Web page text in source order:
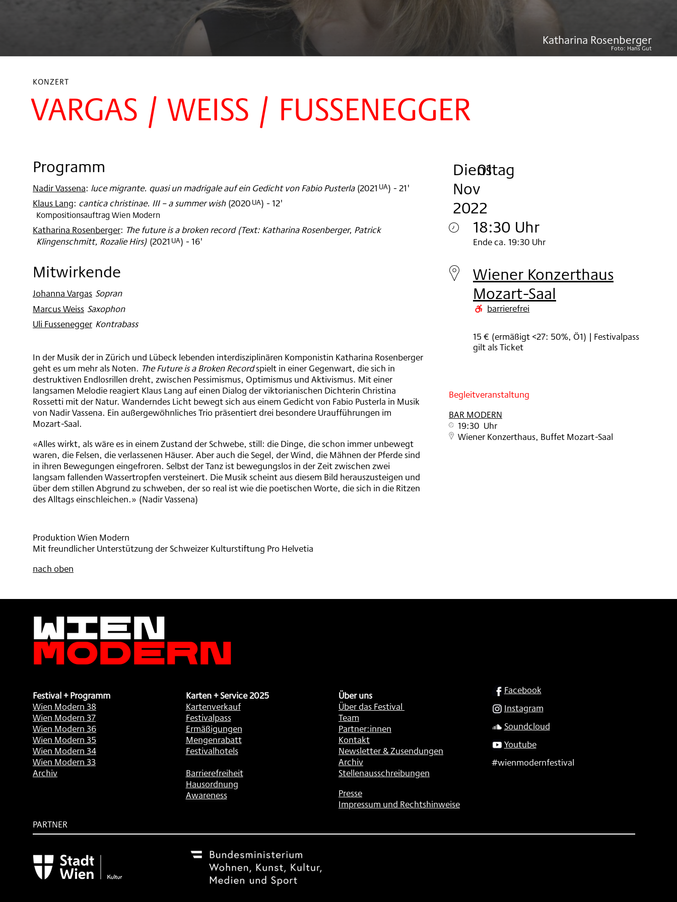
Katharina Rosenberger
Foto: Hans Gut
KONZERT
VARGAS / WEISS / FUSSENEGGER
Festivalpass
Dienstag
, 01
.
Nov
2022
.
18:30 Uhr
Dienstag
01.
Nov
2022
Ende ca. 19:30 Uhr
Wiener Konzerthaus
Mozart-Saal
barrierefrei
15 € (ermäßigt <27: 50%, Ö1) | Festivalpass
gilt als Ticket
Begleitveranstaltung
BAR MODERN
19:30 Uhr
Wiener Konzerthaus, Buffet Mozart-Saal
Programm
Nadir Vassena: luce migrante. quasi un madrigale auf ein Gedicht von Fabio Pusterla (2021 UA) - 21'
Klaus Lang: cantica christinae. III – a summer wish (2020UA) - 12'
Kompositionsauftrag Wien Modern
Katharina Rosenberger: The future is a broken record (Text: Katharina Rosenberger, Patrick
Klingenschmitt, Rozalie Hirs) (2021 UA) - 16'
Mitwirkende
Johanna Vargas
: Sopran
Marcus Weiss
: Saxophon
Uli Fussenegger
: Kontrabass
In der Musik der in Zürich und Lübeck lebenden interdisziplinären Komponistin Katharina Rosenberger
geht es um mehr als Noten. The Future is a Broken Recordspielt in einer Gegenwart, die sich in
destruktiven Endlosrillen dreht, zwischen Pessimismus, Optimismus und Aktivismus. Mit einer
langsamen Melodie reagiert Klaus Lang auf einen Dialog der viktorianischen Dichterin Christina
Rossetti mit der Natur. Wanderndes Licht bewegt sich aus einem Gedicht von Fabio Pusterla in Musik
von Nadir Vassena. Ein außergewöhnliches Trio präsentiert drei besondere Uraufführungen im
Mozart-Saal.
«Alles wirkt, als wäre es in einem Zustand der Schwebe, still: die Dinge, die schon immer unbewegt
waren, die Felsen, die verlassenen Häuser. Aber auch die Segel, der Wind, die Mähnen der Pferde sind
in ihren Bewegungen eingefroren. Selbst der Tanz ist bewegungslos in der Zeit zwischen zwei
langsam fallenden Wassertropfen versteinert. Die Musik scheint aus diesem Bild herauszusteigen und
über dem stillen Abgrund zu schweben, der so real ist wie die poetischen Worte, die sich in die Ritzen
des Alltags einschleichen.» (Nadir Vassena)
Produktion Wien Modern
Mit freundlicher Unterstützung der Schweizer Kulturstiftung Pro Helvetia
nach oben
Wien
Modern
Festival + Programm
Wien Modern 38
Wien Modern 37
Wien Modern 36
Wien Modern 35
Wien Modern 34
Wien Modern 33
Archiv
Karten + Service 2025
Kartenverkauf
Festivalpass
Ermäßigungen
Mengenrabatt
Festivalhotels
Barrierefreiheit
Hausordnung
Awareness
Über uns
Über das Festival
Team
Partner:innen
Kontakt
Newsletter & Zusendungen
Archiv
Stellenausschreibungen
Presse
Impressum und Rechtshinweise
SOCIAL
Facebook
Instagram
Soundcloud
Youtube
#wienmodernfestival
PARTNER